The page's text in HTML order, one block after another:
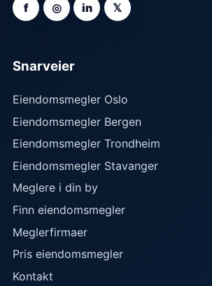
f ◎ in 𝕏
Snarveier
Eiendomsmegler Oslo
Eiendomsmegler Bergen
Eiendomsmegler Trondheim
Eiendomsmegler Stavanger
Meglere i din by
Finn eiendomsmegler
Meglerfirmaer
Pris eiendomsmegler
Kontakt